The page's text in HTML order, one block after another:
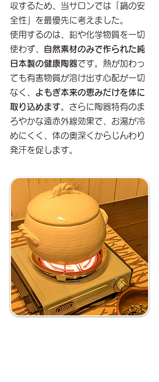
収するため、当サロンでは「鍋の安
全性」を最優先に考えました。
使用するのは、鉛や化学物質を一切
使わず、 自然素材のみで作られた純
日本製の健康陶器です。熱が加わっ
ても有害物質が溶け出す心配が一切
なく、 よもぎ本来の恵みだけを体に
取り込めます。さらに陶器特有のま
ろやかな遠赤外線効果で、お湯が冷
めにくく、体の奥深くからじんわり
発汗を促します。